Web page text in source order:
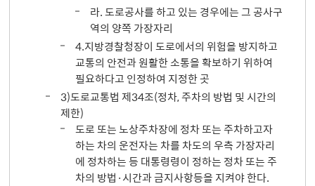
라. 도로공사를 하고 있는 경우에는 그 공사구
역의 양쪽 가장자리
4.지방경찰청장이 도로에서의 위험을 방지하고
교통의 안전과 원활한 소통을 확보하기 위하여
필요하다고 인정하여 지정한 곳
3)도로교통법 제34조(정차, 주차의 방법 및 시간의
제한)
도로 또는 노상주차장에 정차 또는 주차하고자
하는 차의 운전자는 차를 차도의 우측 가장자리
에 정차하는 등 대통령령이 정하는 정차 또는 주
차의 방법·시간과 금지사항등을 지켜야 한다.